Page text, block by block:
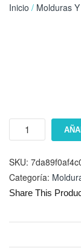
Inicio / Molduras
Moldura
cantidad
SKU:
Categoría:
Share This